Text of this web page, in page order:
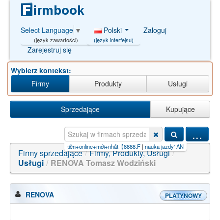
Select Language ▼
(język zawartości)
Polski
(język interfejsu)
Zaloguj
Zarejestruj się
Wybierz kontekst:
Firmy
Produkty Usługi
Sprzedające Kupujące
...
【8888.F|nauka jazdy' AND AnD/**/2050|usługi
Firmy sprzedające / Firmy, Produkty, Usługi /
Usługi / RENOVA Tomasz Wodziński
PLATYNOWY
RENOVA